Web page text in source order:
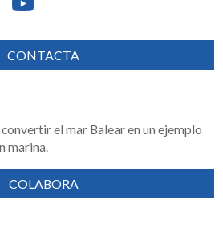
CONTACTA
el mar Balear en un ejemplo
marina.
COLABORA